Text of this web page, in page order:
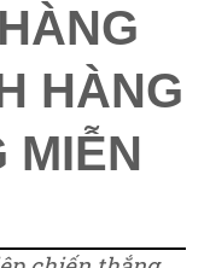
HÀNG
MIỄN